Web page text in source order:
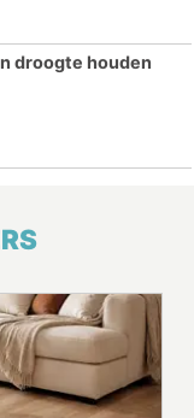
droogte houden